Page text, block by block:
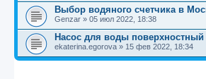
Выбор водяного счетчика в
Genzar » 05 июл 2022, 18:38
Насос для воды поверхностный
ekaterina.egorova » 15 фев 2022, 18:34